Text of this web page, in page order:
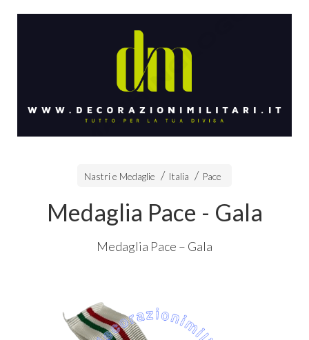
Nastri e Medaglie Italia Pace
Medaglia Pace - Gala
Medaglia Pace – Gala